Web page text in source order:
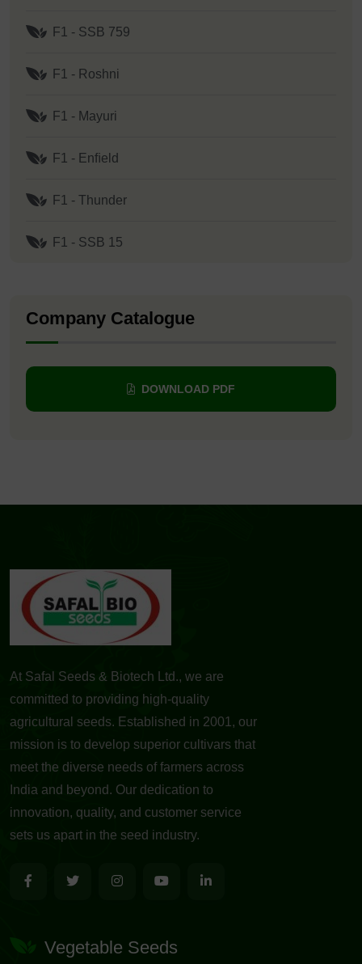
F1 - SSB 759
F1 - Roshni
F1 - Mayuri
F1 - Enﬁeld
F1 - Thunder
F1 - SSB 15
Company Catalogue
DOWNLOAD PDF
At Safal Seeds & Biotech Ltd., we are
committed to providing high-quality
agricultural seeds. Established in 2001, our
mission is to develop superior cultivars that
meet the diverse needs of farmers across
India and beyond. Our dedication to
innovation, quality, and customer service
sets us apart in the seed industry.
Vegetable Seeds